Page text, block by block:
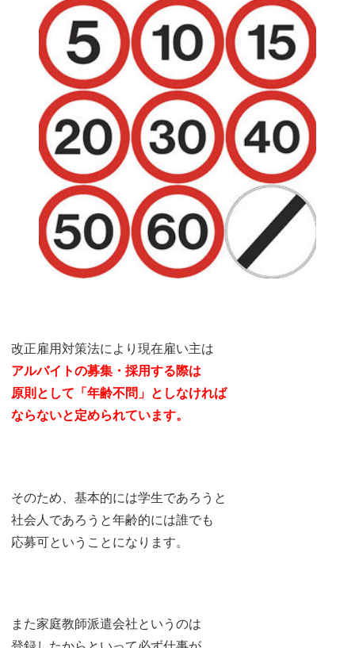
改正雇用対策法により現在雇い主は
アルバイトの募集・採用する際は
原則として「年齢不問」としなければ
ならないと定められています。
そのため、基本的には学生であろうと
社会人であろうと年齢的には誰でも
応募可ということになります。
また家庭教師派遣会社というのは